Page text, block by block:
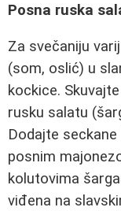
Posna ruska
Za svečaniju
(som, oslić) u
kockice.
rusku salatu
Dodajte
posnim
kolutovima
viđena na